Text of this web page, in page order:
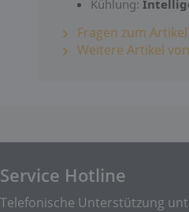
Kühlung:
Fragen zum
Weitere Artikel
Service Hotline
Telefonische Unterstützung